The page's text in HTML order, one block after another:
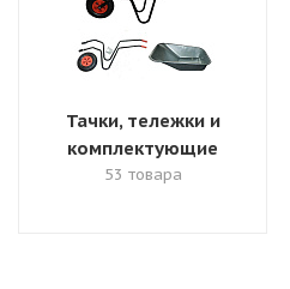
Тачки, тележки и
комплектующие
53 товара